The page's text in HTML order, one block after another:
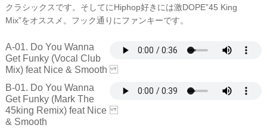
クラシックスです。そしてにHiphop好きには激DOPE”45 King
Mix”をオススメ。フック通りにファンキーです。
A-01. Do You Wanna
Get Funky (Vocal Club
Mix) feat Nice & Smooth
B-01. Do You Wanna
Get Funky (Mark The
45king Remix) feat Nice
& Smooth